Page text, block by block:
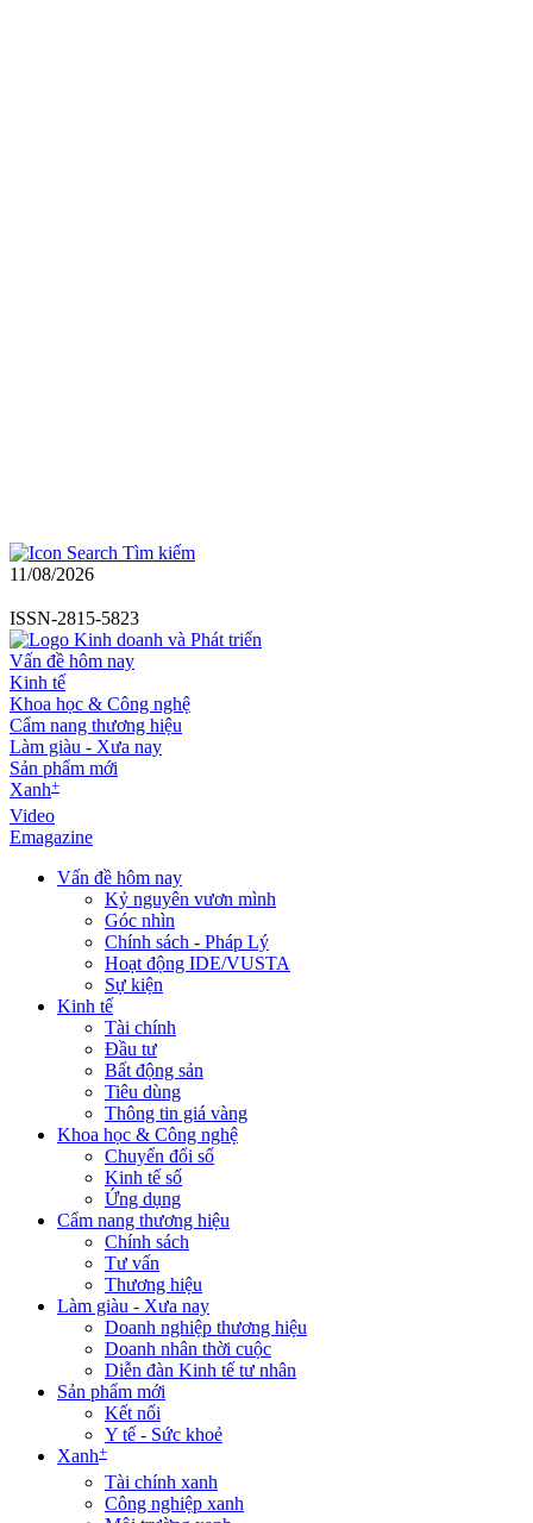
Tìm kiếm
11/08/2026
ISSN-2815-5823
Vấn đề hôm nay
Kinh tế
Khoa học & Công nghệ
Cẩm nang thương hiệu
Làm giàu - Xưa nay
Sản phẩm mới
Xanh+
Video
Emagazine
Vấn đề hôm nay
Kỷ nguyên vươn mình
Góc nhìn
Chính sách - Pháp Lý
Hoạt động IDE/VUSTA
Sự kiện
Kinh tế
Tài chính
Đầu tư
Bất động sản
Tiêu dùng
Thông tin giá vàng
Khoa học & Công nghệ
Chuyển đổi số
Kinh tế số
Ứng dụng
Cẩm nang thương hiệu
Chính sách
Tư vấn
Thương hiệu
Làm giàu - Xưa nay
Doanh nghiệp thương hiệu
Doanh nhân thời cuộc
Diễn đàn Kinh tế tư nhân
Sản phẩm mới
Kết nối
Y tế - Sức khoẻ
Xanh+
Tài chính xanh
Công nghiệp xanh